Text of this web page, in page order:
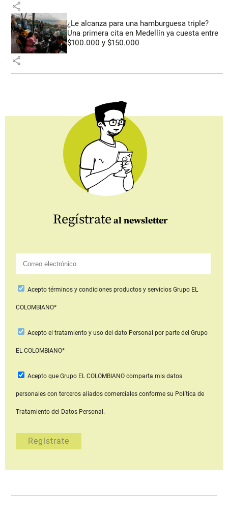
share
¿Le alcanza para una hamburguesa triple?
Una primera cita en Medellín ya cuesta entre
$100.000 y $150.000
share
Regístrate al newsletter
Aceptotérminos y condiciones productos y serviciosGrupo EL
COLOMBIANO*
Acepto el tratamiento y uso del dato Personal por parte del Grupo
EL COLOMBIANO*
Acepto que Grupo EL COLOMBIANOcomparta mis datos
personales con terceros aliados comerciales conforme su Política de
Tratamiento del Datos Personal.